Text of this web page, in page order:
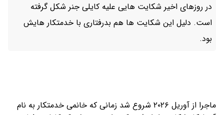
در روزهای اخیر شکایت هایی علیه کایلی جنر شکل گرفته
است. دلیل این شکایت ها هم بدرفتاری با خدمتکار هایش
بود.
ماجرا از آوریل ۲۰۲۶ شروع شد زمانی که خانمی خدمتکار به نام